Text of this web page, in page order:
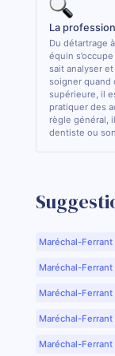
La
Du détartrage
équin
sait analyser
soigner quand
supérieure, il
pratiquer des
règle général,
dentiste ou
Maréchal-
Maréchal-Ferrant
Maréchal-Ferrant
Maréchal-
Maréchal-Ferrant